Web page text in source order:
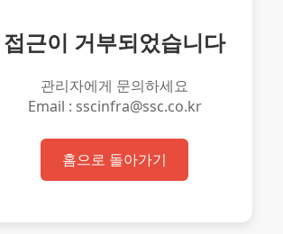
접근이 거부되었습니다
관리자에게 문의하세요
Email : sscinfra@ssc.co.kr
홈으로 돌아가기